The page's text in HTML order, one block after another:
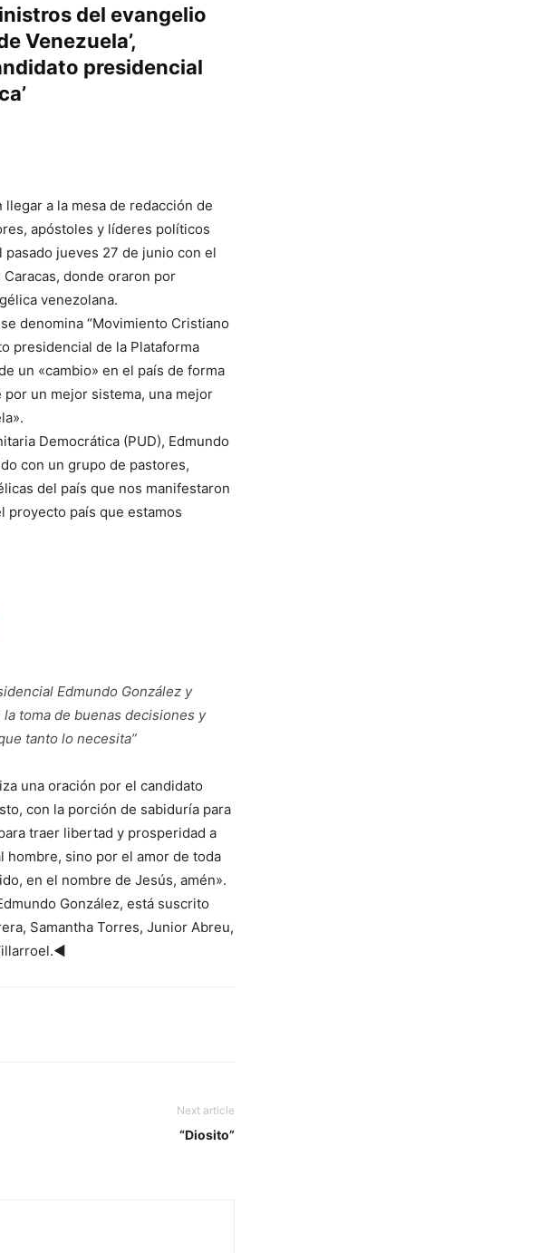
del evangelio
Venezuela’,
presidencial
a la mesa de redacción de
apóstoles y líderes políticos
jueves 27 de junio con el
donde oraron por
venezolana.
denomina “Movimiento Cristiano
presidencial de la Plataforma
un «cambio» en el país de forma
un mejor sistema, una mejor
Democrática (PUD), Edmundo
con un grupo de pastores,
del país que nos manifestaron
proyecto país que estamos
Edmundo González y
toma de buenas decisiones y
tanto lo necesita”
una oración por el candidato
con la porción de sabiduría para
traer libertad y prosperidad a
hombre, sino por el amor de toda
en el nombre de Jesús, amén».
González, está suscrito
Samantha Torres, Junior Abreu,
Next article
“Diosito”